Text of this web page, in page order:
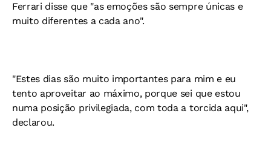
Ferrari disse que "as emoções são sempre únicas e
muito diferentes a cada ano".
"Estes dias são muito importantes para mim e eu
tento aproveitar ao máximo, porque sei que estou
numa posição privilegiada, com toda a torcida aqui",
declarou.